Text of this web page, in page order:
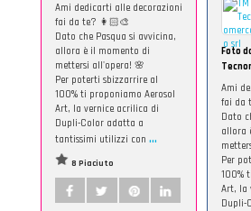
Ami dedicarti alle decorazioni
fai da te? 👩🏻‍🎨
Dato che Pasqua si avvicina,
allora è il momento di
mettersi all'opera! 🌸
Per poterti sbizzarrire al
100% ti proponiamo Aerosol
Art, la vernice acrilica di
Dupli-Color adatta a
tantissimi utilizzi con ...
8 Piaciuto
Foto
Ami
fai da
Dato
allora
Per
100%
Art, la
Dupli-